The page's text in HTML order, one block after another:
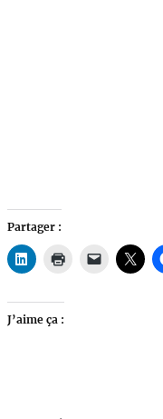
Partager :
J’aime ça :